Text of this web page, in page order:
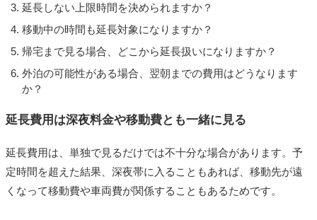
延長しない上限時間を決められますか？
移動中の時間も延長対象になりますか？
帰宅まで見る場合、どこから延長扱いになりますか？
外泊の可能性がある場合、翌朝までの費用はどうなります
か？
延長費用は深夜料金や移動費とも一緒に見る
延長費用は、単独で見るだけでは不十分な場合があります。予
定時間を超えた結果、深夜帯に入ることもあれば、移動先が遠
くなって移動費や車両費が関係することもあるためです。